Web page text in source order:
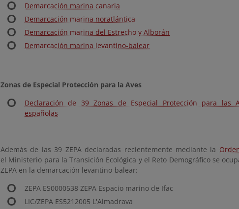
Demarcación marina canaria
Demarcación marina noratlántica
Demarcación marina del Estrecho y Alborán
Demarcación marina levantino-balear
Zonas de Especial Protección para la Aves
Declaración de 39 Zonas de Especial Protección para las
españolas
Además de las 39 ZEPA declaradas recientemente mediante la
el Ministerio para la Transición Ecológica y el Reto Demográfico se
ZEPA en la demarcación levantino-balear:
ZEPA ES0000538 ZEPA Espacio marino de Ifac
LIC/ZEPA ES5212005 L'Almadrava